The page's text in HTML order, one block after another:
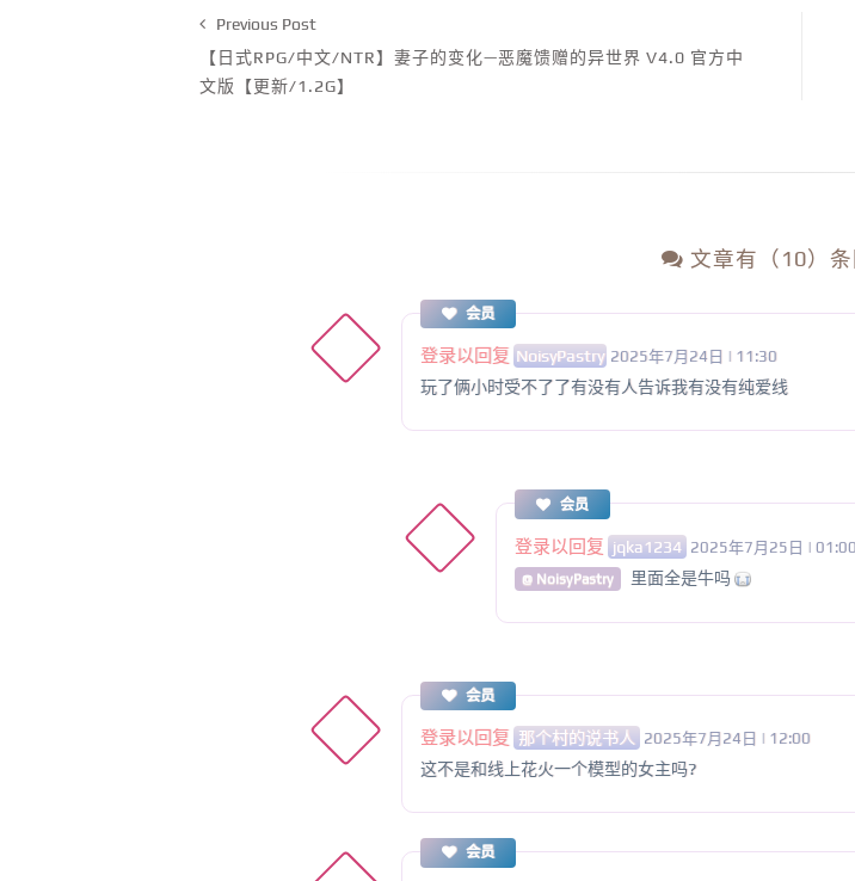
Previous Post
【日式RPG/中文/NTR】妻子的变化—恶魔馈赠的异世界 V4.0 官方中
文版【更新/1.2G】
文章有（10）
会员
登录以回复 NoisyPastry 2025年7月24日 | 11:30
玩了俩小时受不了了有没有人告诉我有没有纯爱线
会员
登录以回复 jqka1234 2025年7月25日 | 01:00
@ NoisyPastry 里面全是牛吗
会员
登录以回复 那个村的说书人 2025年7月24日 | 12:00
这不是和线上花火一个模型的女主吗?
会员